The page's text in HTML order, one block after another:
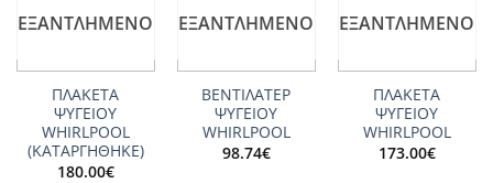
ΕΞΑΝΤΛΗΜΈΝΟ
ΠΛΑΚΕΤΑ
ΨΥΓΕΙΟΥ
WHIRLPOOL
(ΚΑΤΑΡΓΗΘΗΚΕ)
180.00€
ΕΞΑΝΤΛΗΜΈΝΟ
ΒΕΝΤΙΛΑΤΕΡ
ΨΥΓΕΙΟY
WHIRLPOOL
98.74€
ΕΞΑΝΤΛΗΜΈΝΟ
ΠΛΑΚΕΤΑ
ΨΥΓΕΙΟΥ
WHIRLPOOL
173.00€